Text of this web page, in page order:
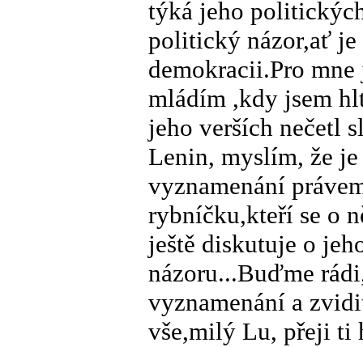
týká jeho
politický názor,ať je
demokracii.Pro
mládím ,kdy jsem
jeho verších nečetl
Lenin, myslím, že
vyznamenání
rybníčku,kteří se o
ještě diskutuje o
názoru...Buďme
vyznamenání a
vše,milý Lu, přeji ti